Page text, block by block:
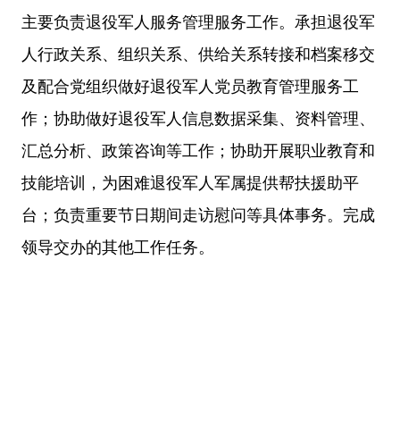
主要负责退役军人服务管理服务工作。承担退役军
人行政关系、组织关系、供给关系转接和档案移交
及配合党组织做好退役军人党员教育管理服务工
作；协助做好退役军人信息数据采集、资料管理、
汇总分析、政策咨询等工作；协助开展职业教育和
技能培训，为困难退役军人军属提供帮扶援助平
台；负责重要节日期间走访慰问等具体事务。完成
领导交办的其他工作任务。